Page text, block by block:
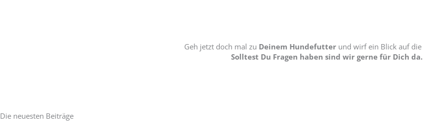
Geh jetzt doch mal zu Deinem Hundefutterund wirf ein Blick auf die
Solltest Du Fragen haben sind wir gerne für Dich da.
Die neuesten Beiträge